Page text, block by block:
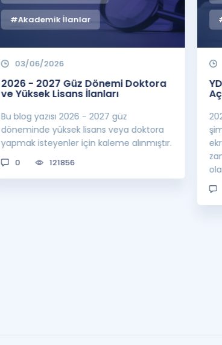
#Akademik İlanlar
03/06/2026
2026 - 2027 Güz Dönemi Doktora
ve Yüksek Lisans İlanları
Bu blog yazısı 2026 - 2027 güz
döneminde yüksek lisans veya doktora
yapmak isteyenler için kaleme alınmıştır.
0 121856